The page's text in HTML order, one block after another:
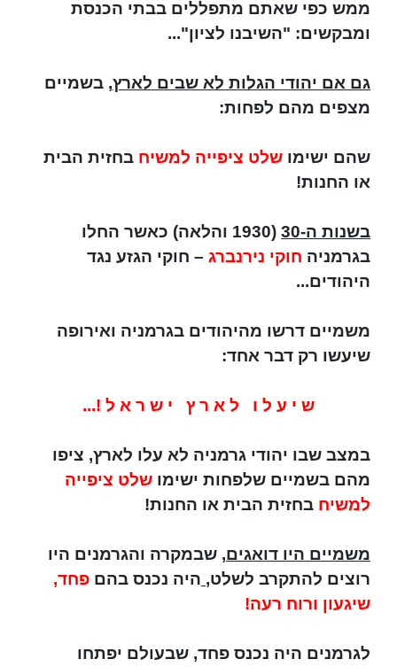
ממש כפי שאתם מתפללים בבתי הכנסת
ומבקשים: "השיבנו לציון"...
גם אם יהודי הגלות לא שבים לארץ, בשמיים
מצפים מהם לפחות:
שהם ישימו שלט ציפייה למשיח בחזית הבית
או החנות!
בשנות ה-30
(1930 והלאה) כאשר החלו
בגרמניה חוקי נירנברג – חוקי הגזע נגד
היהודים...
משמיים דרשו מהיהודים בגרמניה ואירופה
שיעשו רק דבר אחד:
ש י ע ל ו ל א ר ץ י ש ר א ל !...
במצב שבו יהודי גרמניה לא עלו לארץ, ציפו
מהם בשמיים שלפחות ישימו שלט ציפייה
למשיח בחזית הבית או החנות!
משמיים היו דואגים, שבמקרה והגרמנים היו
רוצים להתקרב לשלט, היה נכנס בהם פחד,
שיגעון ורוח רעה!
לגרמנים היה נכנס פחד, שבעולם יפתחו